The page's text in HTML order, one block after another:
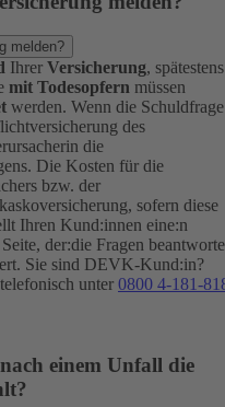
melden?
Ihrer Versicherung, spätestens
mit Todesopfern müssen
werden. Wenn die Schuldfrage
des
die
Die Kosten für die
bzw. der
sofern diese
Ihren Kund:innen eine:n
der:die Fragen
Sie sind DEVK-Kund:in?
unter 0800 4-181-
einem Unfall die